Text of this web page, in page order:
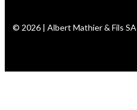
© 2026 | Albert Mathier & Fils SA